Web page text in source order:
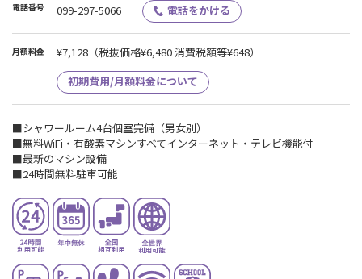
電話番号 099-297-5066 電話をかける
月額料金 ¥7,128 （税抜価格¥6,480 消費税額等¥648）
初期費用/月額料金について
■シャワールーム4台個室完備（男女別）
■無料WiFi・有酸素マシンすべてインターネット・テレビ機能付
■最新のマシン設備
■24時間無料駐車可能